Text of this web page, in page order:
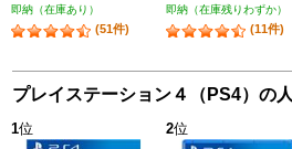
即納（在庫あり）
(51件)
即納（在庫残りわずか）
(11件)
プレイステーション４（PS4）の
1位 2位